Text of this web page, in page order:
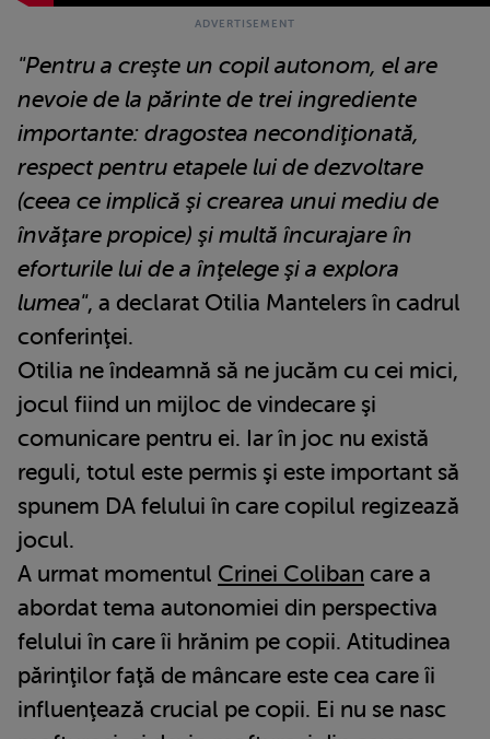
"Pentru a creşte un copil autonom, el are
nevoie de la părinte de trei ingrediente
importante: dragostea necondiţionată,
respect pentru etapele lui de dezvoltare
(ceea ce implică şi crearea unui mediu de
învăţare propice) şi multă încurajare în
eforturile lui de a înţelege şi a explora
lumea", a declarat Otilia Mantelers în cadrul
conferinţei.
Otilia ne îndeamnă să ne jucăm cu cei mici,
jocul fiind un mijloc de vindecare şi
comunicare pentru ei. Iar în joc nu există
reguli, totul este permis şi este important să
spunem DA felului în care copilul regizează
jocul.
A urmat momentul Crinei Coliban care a
abordat tema autonomiei din perspectiva
felului în care îi hrănim pe copii. Atitudinea
părinţilor faţă de mâncare este cea care îi
influenţează crucial pe copii. Ei nu se nasc